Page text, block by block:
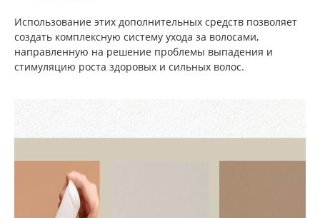
Использование этих дополнительных средств позволяет
создать комплексную систему ухода за волосами,
направленную на решение проблемы выпадения и
стимуляцию роста здоровых и сильных волос.